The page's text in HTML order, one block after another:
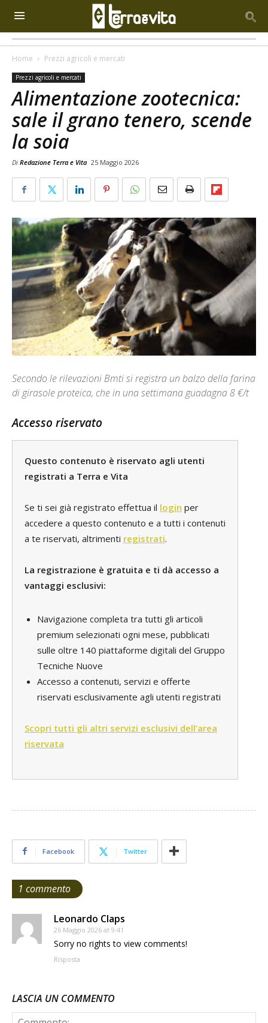
Home Prezzi agricoli e mercati
Prezzi agricoli e mercati
Alimentazione zootecnica:
sale il grano tenero, scende
la soia
Di Redazione Terra e Vita 25 Maggio 2026
Secondo le rilevazioni Bmti si registra un balzo della farina
di girasole proteica, che in una settimana guadagna 8 €/t
Accesso riservato
Questo contenuto è riservato agli utenti
registrati a Terra e Vita
Se ti sei già registrato effettua il login per
accedere a questo contenuto e a tutti i contenuti
a te riservati, altrimenti registrati.
La registrazione è gratuita e ti dà accesso a
vantaggi esclusivi:
Navigazione completa tra tutti gli articoli
premium selezionati ogni mese, pubblicati
sulle oltre 140 piattaforme digitali del Gruppo
Tecniche Nuove
Accesso a contenuti, servizi e offerte
riservati esclusivamente agli utenti registrati
Scopri tutti gli altri servizi esclusivi dell’area
riservata
Facebook Twitter
1 commento
Leonardo Claps
26 Maggio 2026 at 9:41
Sorry no rights to view comments!
Risposta
LASCIA UN COMMENTO